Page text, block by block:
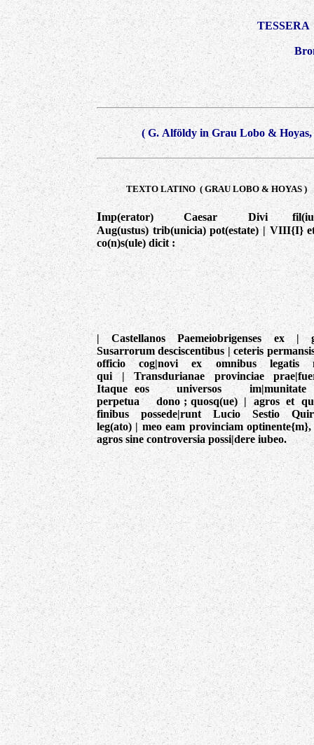
( G. Alföldy in Grau Lobo & Hoyas,
TEXTO LATINO ( GRAU LOBO & HOYAS )
Imp(erator) Caesar Divi
Aug(ustus) trib(unicia) pot(estate) | VIII{I}
co(n)s(ule) dicit :
| Castellanos Paemeiobrigenses ex |
Susarrorum desciscentibus | ceteris
officio cog|novi ex omnibus legatis
qui | Transdurianae provinciae
Itaque eos universos
perpetua dono ; quosq(ue) | agros et
finibus possede|runt Lucio Sestio
leg(ato) | meo eam provinciam optinente{m},
agros sine controversia possi|dere iubeo.